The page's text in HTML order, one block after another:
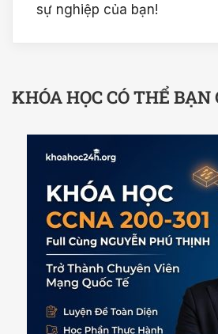
sự nghiệp của bạn!
KHÓA HỌC CÓ THỂ